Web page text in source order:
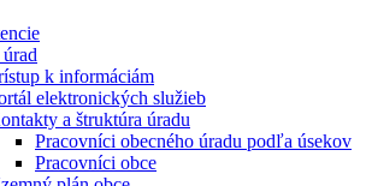
k informáciám
elektronických služieb
a štruktúra úradu
Pracovníci obecného úradu podľa úsekov
Pracovníci obce